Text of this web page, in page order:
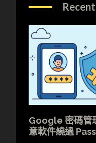
Google 密碼
意軟件繞過